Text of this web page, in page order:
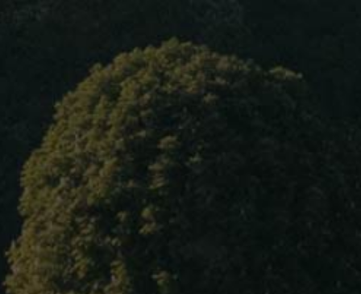
About Us
Our wines
Blog
Contact Us
Language
Burgundy – Chablis